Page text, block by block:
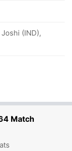
Match
Joshi (IND),